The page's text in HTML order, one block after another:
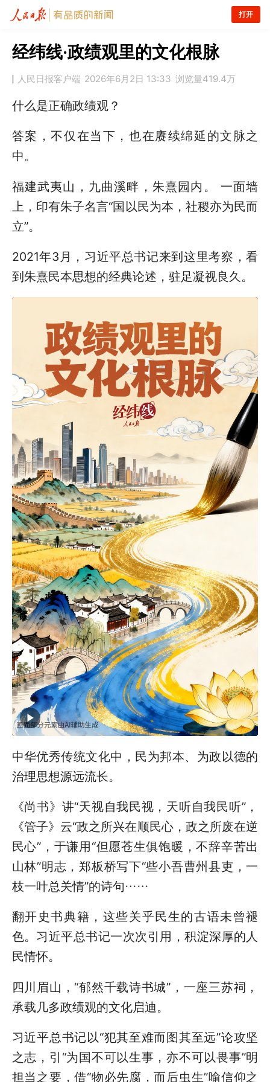
打开
经纬线·政绩观里的文化根脉
人民日报客户端 2026年6月2日 13:33 浏览量419.4万
什么是正确政绩观？
答案，不仅在当下，也在赓续绵延的文脉之
中。
福建武夷山，九曲溪畔，朱熹园内。 一面墙
上，印有朱子名言“国以民为本，社稷亦为民而
立”。
2021年3月，习近平总书记来到这里考察，看
到朱熹民本思想的经典论述，驻足凝视良久。
中华优秀传统文化中，民为邦本、为政以德的
治理思想源远流长。
《尚书》讲“天视自我民视，天听自我民听”，
《管子》云“政之所兴在顺民心，政之所废在逆
民心”，于谦用“但愿苍生俱饱暖，不辞辛苦出
山林”明志，郑板桥写下“些小吾曹州县吏，一
枝一叶总关情”的诗句……
翻开史书典籍，这些关乎民生的古语未曾褪
色。习近平总书记一次次引用，积淀深厚的人
民情怀。
四川眉山，“郁然千载诗书城”，一座三苏祠，
承载几多政绩观的文化启迪。
习近平总书记以“犯其至难而图其至远”论攻坚
之志，引“为国不可以生事，亦不可以畏事”明
担当之要，借“物必先腐，而后虫生”喻信仰之